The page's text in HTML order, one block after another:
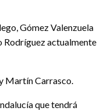
Gómez Valenzuela
Rodríguez actualmente
Martín Carrasco.
que tendrá